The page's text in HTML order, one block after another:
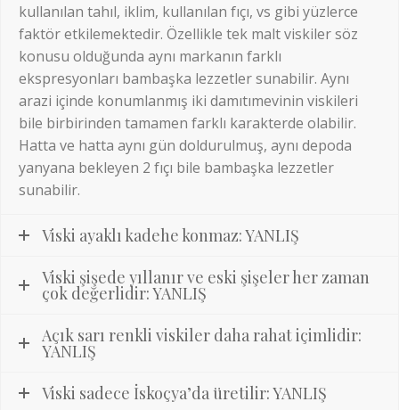
kullanılan tahıl, iklim, kullanılan fıçı, vs gibi yüzlerce
faktör etkilemektedir. Özellikle tek malt viskiler söz
konusu olduğunda aynı markanın farklı
ekspresyonları bambaşka lezzetler sunabilir. Aynı
arazi içinde konumlanmış iki damıtımevinin viskileri
bile birbirinden tamamen farklı karakterde olabilir.
Hatta ve hatta aynı gün doldurulmuş, aynı depoda
yanyana bekleyen 2 fıçı bile bambaşka lezzetler
sunabilir.
Viski ayaklı kadehe konmaz: YANLIŞ
Viski şişede yıllanır ve eski şişeler her zaman
çok değerlidir: YANLIŞ
Açık sarı renkli viskiler daha rahat içimlidir:
YANLIŞ
Viski sadece İskoçya’da üretilir: YANLIŞ